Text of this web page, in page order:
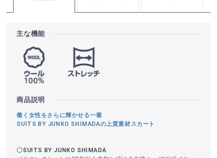
主な機能
商品説明
働く女性をさらに輝かせる一着
SUITS BY JUNKO SHIMADAの上質素材スカート
〇SUITS BY JUNKO SHIMADA